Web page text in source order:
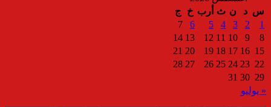
س د ن ث أرب خ
ج
1
2
3
4
5
6
7
8
9
10
11
12
13
14
15
16
17
18
19
20
21
22
23
24
25
26
27
28
29
30
31
« يوليو